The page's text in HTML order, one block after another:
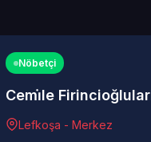
Nöbetçi
Cemi̇le
Lefkoşa - Merkez